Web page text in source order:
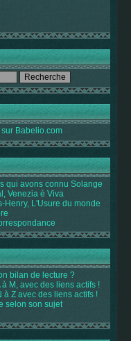
qui avons connu Solange
Venezia è Viva
Henry, L'Usure du monde
bilan de lecture ?
à M, avec des liens actifs !
à Z avec des liens actifs !
selon son sujet